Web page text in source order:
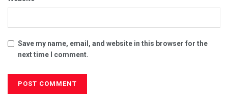
Save my name, email, and website in this browser for the
next time I comment.